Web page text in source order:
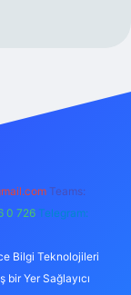
Teams:
0 726 Telegram:
Bilgi Teknolojileri
bir Yer Sağlayıcı